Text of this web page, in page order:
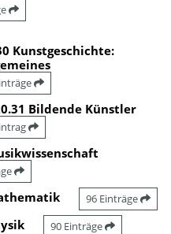
Kunstgeschichte:
Bildende Künstler
96 Einträge
90 Einträge